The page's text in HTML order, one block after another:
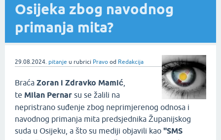
Osijeka zbog navodnog
primanja mita?
29.08.2024. pitanje u rubrici Pravo od Redakcija
Braća Zoran i Zdravko Mamić
te Milan Pernar su se žalili na
nepristrano suđenje zbog neprimjerenog odnosa i
navodnog primanja mita predsjednika Županijskog
suda u Osijeku, a što su mediji objavili kao "SMS